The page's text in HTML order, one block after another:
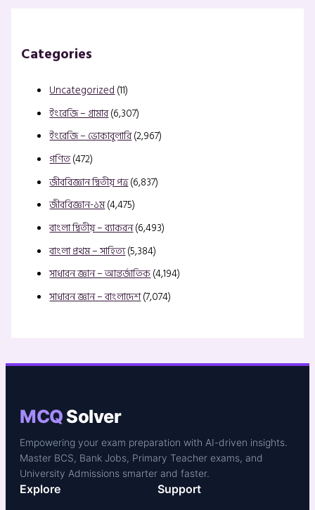
Categories
Uncategorized(11)
ইংরেজি – গ্রামার(6,307)
ইংরেজি – ভোকাবুলারি(2,967)
গণিত(472)
জীববিজ্ঞান দ্বিতীয় পত্র(6,837)
জীববিজ্ঞান-১ম(4,475)
বাংলা দ্বিতীয় – ব্যাকরন(6,493)
বাংলা প্রথম – সাহিত্য(5,384)
সাধারন জ্ঞান – আন্তর্জাতিক(4,194)
সাধারন জ্ঞান – বাংলাদেশ(7,074)
MCQSolver
Empowering your exam preparation with AI-driven insights.
Master BCS, Bank Jobs, Primary Teacher exams, and
University Admissions smarter and faster.
Explore Support